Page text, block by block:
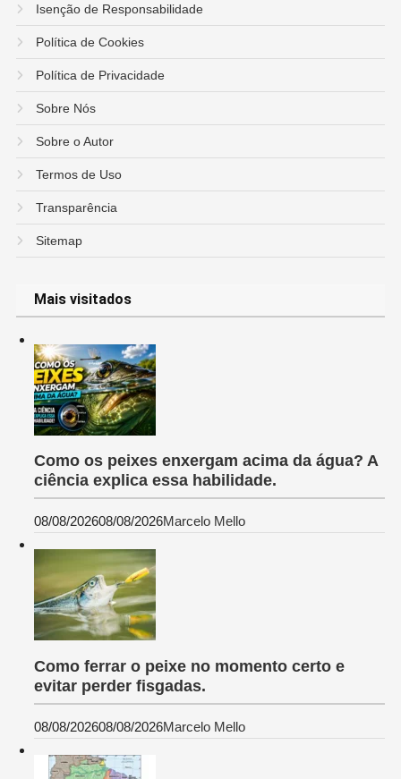
Isenção de Responsabilidade
Política de Cookies
Política de Privacidade
Sobre Nós
Sobre o Autor
Termos de Uso
Transparência
Sitemap
Mais visitados
Como os peixes enxergam acima da água? A
ciência explica essa habilidade.
08/08/202608/08/2026Marcelo Mello
Como ferrar o peixe no momento certo e
evitar perder fisgadas.
08/08/202608/08/2026Marcelo Mello